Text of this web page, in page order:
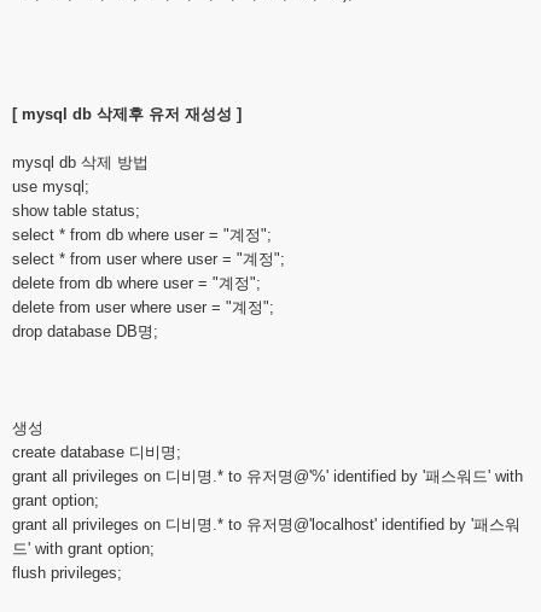
[ mysql db 삭제후 유저 재성성 ]
mysql db 삭제 방법
use mysql;
show table status;
select * from db where user = "계정";
select * from user where user = "계정";
delete from db where user = "계정";
delete from user where user = "계정";
drop database DB명;
생성
create database 디비명;
grant all privileges on 디비명.* to 유저명 @'%' identified by '패스워드' with
grant option;
grant all privileges on 디비명.* to 유저명 @'localhost' identified by '패스워
드' with grant option;
flush privileges;